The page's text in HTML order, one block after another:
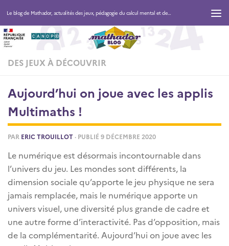
DES JEUX À DÉCOUVRIR
Aujourd’hui on joue avec les applis
Multimaths !
PAR ERIC TROUILLOT · PUBLIÉ 9 DÉCEMBRE 2020
Le numérique est désormais incontournable dans
l’univers du jeu. Les mondes sont différents, la
dimension sociale qu’apporte le jeu physique ne sera
jamais remplacée, mais le numérique apporte un
univers visuel, une diversité plus grande de cadre et
une autre forme d’interactivité. Pas d’opposition, mais
de la complémentarité. Aujourd’hui on joue avec les